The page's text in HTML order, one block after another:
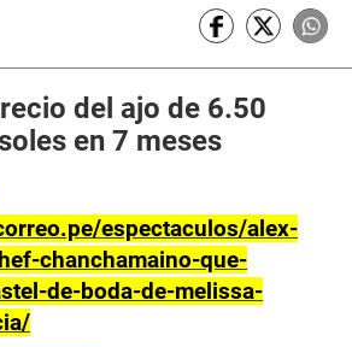
del ajo de 6.50
en 7 meses
espectaculos/alex-
chanchamaino-que-
de-boda-de-melissa-